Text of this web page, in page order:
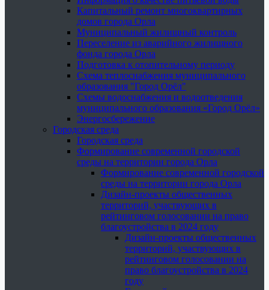
Капитальный ремонт многоквартирных
домов города Орла
Муниципальный жилищный контроль
Переселение из аварийного жилищного
фонда города Орла
Подготовка к отопительному периоду
Схема теплоснабжения муниципального
образования "Город Орёл"
Схемы водоснабжения и водоотведения
муниципального образования «Город Орёл»
Энергосбережение
Городская среда
Городская среда
Формирование современной городской
среды на территории города Орла
Формирование современной городской
среды на территории города Орла
Дизайн-проекты общественных
территорий, участвующих в
рейтинговом голосовании на право
благоустройства в 2024 году
Дизайн-проекты общественных
территорий, участвующих в
рейтинговом голосовании на
право благоустройства в 2024
году